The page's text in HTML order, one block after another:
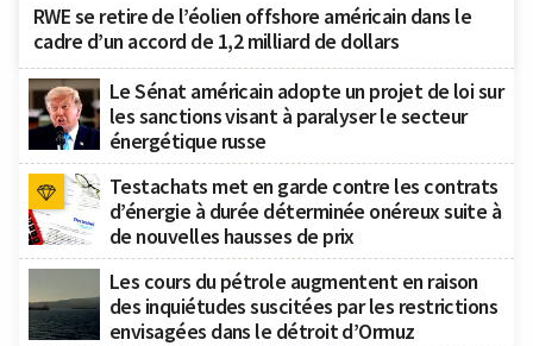
RWE se retire de l’éolien offshore américain dans le
cadre d’un accord de 1,2 milliard de dollars
Le Sénat américain adopte un projet de loi sur
les sanctions visant à paralyser le secteur
énergétique russe
Testachats met en garde contre les contrats
d’énergie à durée déterminée onéreux suite à
de nouvelles hausses de prix
Les cours du pétrole augmentent en raison
des inquiétudes suscitées par les restrictions
envisagées dans le détroit d’Ormuz